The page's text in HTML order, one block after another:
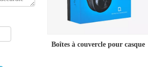
Boîtes à couvercle pour casque